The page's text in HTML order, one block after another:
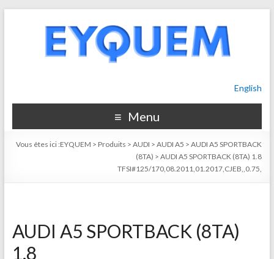
English
Menu
Vous êtes ici :EYQUEM > Produits >AUDI >AUDI A5 >AUDI A5 SPORTBACK
(8TA) >AUDI A5 SPORTBACK (8TA) 1.8
TFSI#125/170,08.2011,01.2017,CJEB,,0.75,
AUDI A5 SPORTBACK (8TA)
1.8